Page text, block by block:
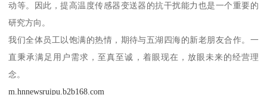
动等。因此，提高温度传感器变送器的抗干扰能力也是一个重要的
研究方向。
我们全体员工以饱满的热情，期待与五湖四海的新老朋友合作。一
直秉承满足用户需求，至真至诚，着眼现在，放眼未来的经营理
念。
m.hnnewsruipu.b2b168.com